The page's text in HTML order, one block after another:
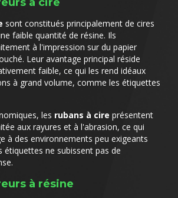
sont constitués principalement de cires
faible quantité de résine. Ils
à l'impression sur du papier
Leur avantage principal réside
faible, ce qui les rend idéaux
à grand volume, comme les étiquettes
les rubans à cire présentent
aux rayures et à l'abrasion, ce qui
à des environnements peu exigeants
ne subissent pas de
à résine